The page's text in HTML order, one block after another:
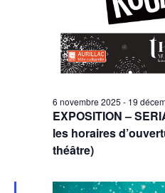
EXPOSITION –
les horaires
théâtre)
6 novembre 2025 - 19